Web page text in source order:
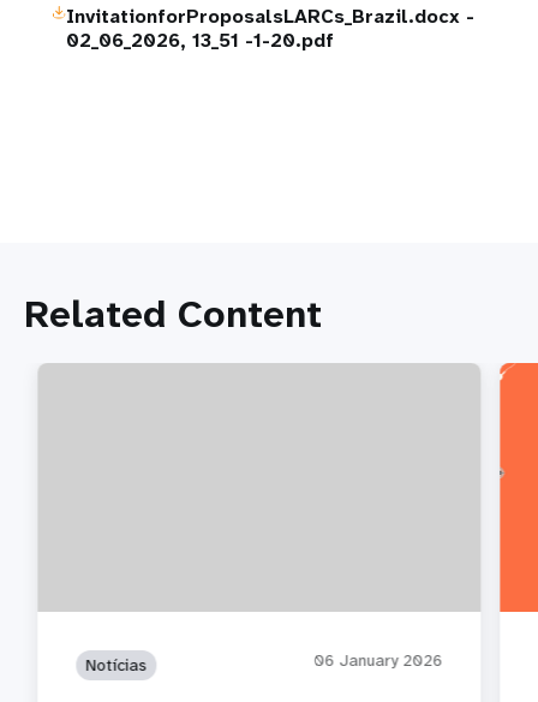
InvitationforProposalsLARCs_Brazil.docx -
02_06_2026, 13_51 -1-20.pdf
Related Content
Notícias 06 January 2026